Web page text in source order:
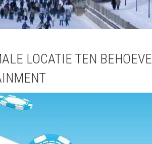
LOCATIE TEN BEHOEVE